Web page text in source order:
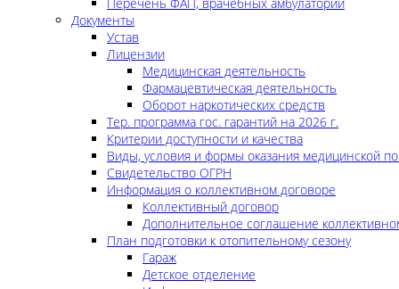
Документы
Устав
Лицензии
Медицинская деятельность
Фармацевтическая деятельность
Оборот наркотических средств
Тер. программа гос. гарантий на 2026 г.
Критерии доступности и качества
Виды, условия и формы оказания медицинской
Свидетельство ОГРН
Информация о коллективном договоре
Коллективный договор
Дополнительное соглашение
План подготовки к отопительному сезону
Гараж
Детское отделение